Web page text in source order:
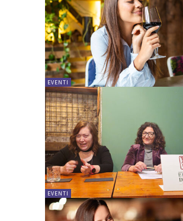
EVENTI
EVENTI